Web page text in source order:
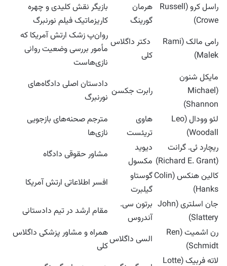
راسل کرو (Russell
Crowe)
هرمان
گورینگ
بازیگر نقش کلیدی و چهره
کاریزماتیک فیلم نورنبرگ
رامی مالک (Rami
Malek)
دکتر داگلاس
کلی
روان‌پ زشک ارتش آمریکا که
مأمور بررسی وضعیت روانی
نازی‌هاست
مایکل شنون
(Michael
Shannon)
رابرت جکسن
دادستان اصلی دادگاه‌های
نورنبرگ
لئو وودال (Leo
Woodall)
هاوی
تریئست
مترجم صحنه‌های بازجویی
نازی‌ها
ریچارد ئی. گرانت
(Richard E. Grant)
دیوید
مکسول
مشاور حقوقی دادگاه
کالین هنکس (Colin
Hanks)
گوستاو
گیلبرت
افسر اطلاعاتی ارتش آمریکا
جان اسلتری (John
Slattery)
برتون سی.
آندروس
مقام ارشد در تیم دادستانی
رن اشمیت (Ren
Schmidt)
السی داگلاس
همراه و مشاور پزشکی داگلاس
کلی
لاته فربیک (Lotte